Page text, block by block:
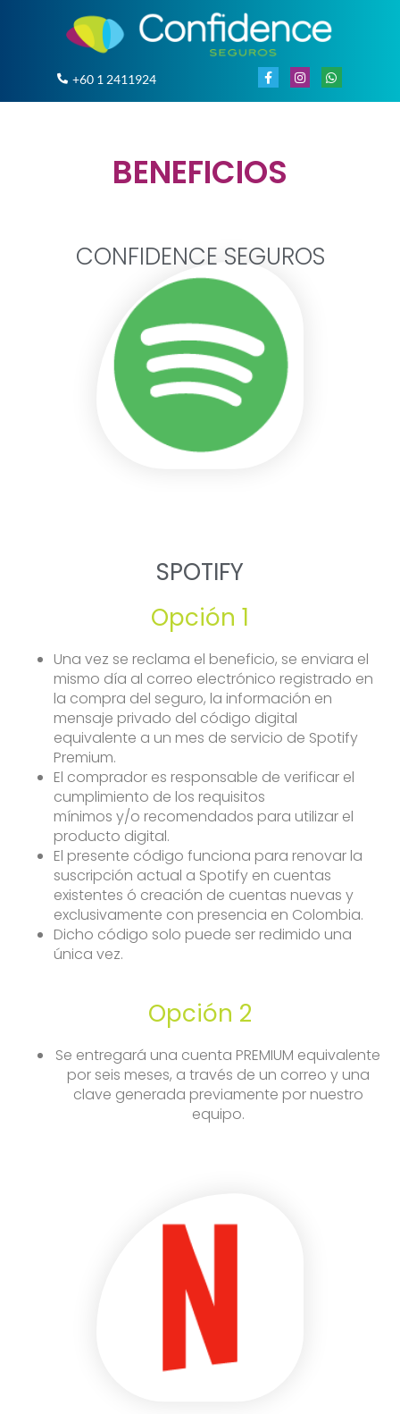
+60 1 2411924
BENEFICIOS
CONFIDENCE SEGUROS
SPOTIFY
Opción 1
Una vez se reclama el beneficio, se enviara el
mismo día al correo electrónico registrado en
la compra del seguro, la información en
mensaje privado del código digital
equivalente a un mes de servicio de Spotify
Premium.
El comprador es responsable de verificar el
cumplimiento de los requisitos
mínimos y/o recomendados para utilizar el
producto digital.
El presente código funciona para renovar la
suscripción actual a Spotify en cuentas
existentes ó creación de cuentas nuevas y
exclusivamente con presencia en Colombia.
Dicho código solo puede ser redimido una
única vez.
Opción 2
Se entregará una cuenta PREMIUM equivalente
por seis meses, a través de un correo y una
clave generada previamente por nuestro
equipo.